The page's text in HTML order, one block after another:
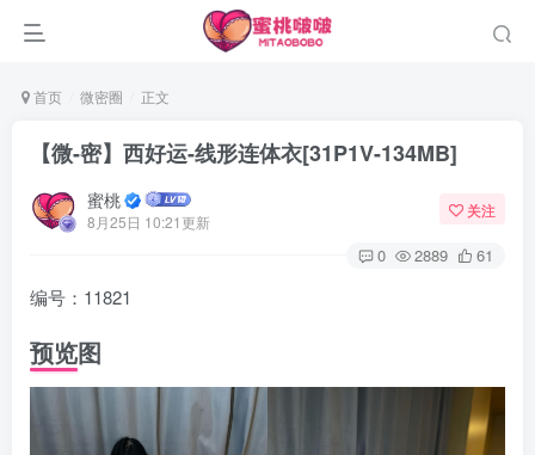
首页 微密圈 正文
【微-密】西好运-线形连体衣[31P1V-134MB]
蜜桃
8月25日 10:21更新
关注
0 2889 61
编号：11821
预览图